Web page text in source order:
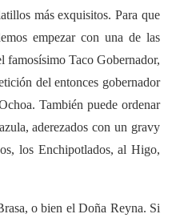
más exquisitos. Para que
empezar con una de las
famosísimo Taco Gobernador,
del entonces gobernador
También puede ordenar
aderezados con un gravy
los Enchipotlados, al Higo,
o bien el Doña Reyna. Si